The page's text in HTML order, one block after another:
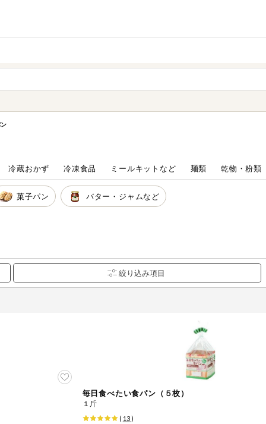
を指定しなくても検索できます。
れていない商品を検索できます。
冷蔵おかず 冷凍食品 ミールキットなど 麺類 乾物・粉類
菓子パン バター・ジャムなど
毎日食べたい食パン（５枚）
１斤
( 13)